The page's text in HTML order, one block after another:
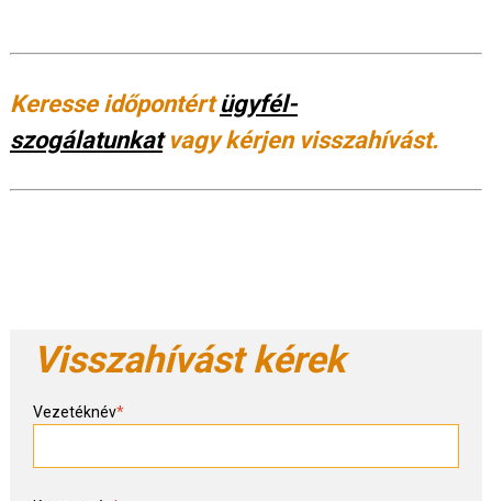
Keresse időpontértügyfél-
szogálatunkatvagy kérjen visszahívást.
Visszahívást kérek
Vezetéknév*